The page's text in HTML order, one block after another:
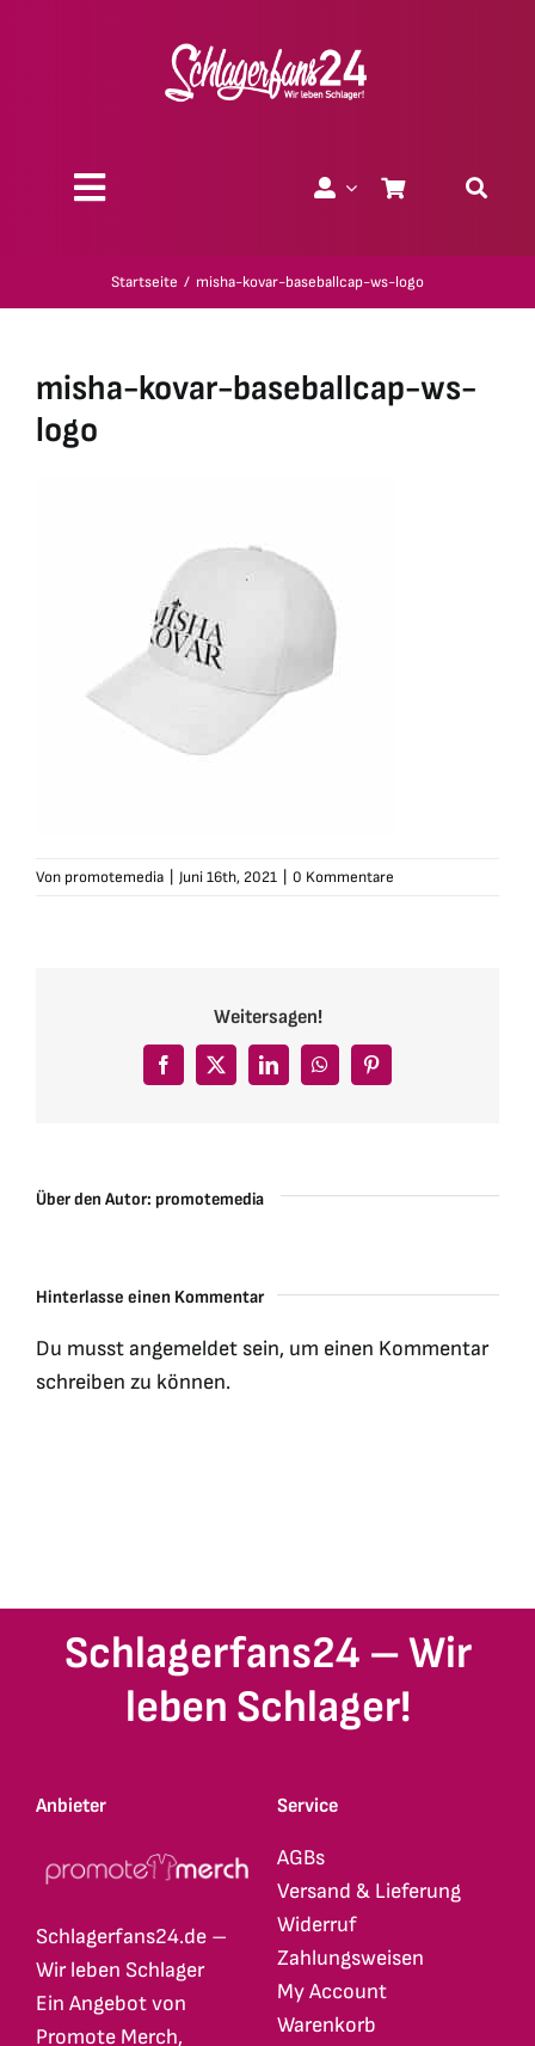
Toggle
Geschenk-Gutscheine
Startseite misha-kovar-baseballcap-ws-logo
misha-kovar-baseballcap-ws-
logo
Von promotemedia Juni 16th, 2021 0 Kommentare
Weitersagen!
Facebook
X LinkedInWhatsAppPinterest
Über den Autor: promotemedia
Hinterlasse einen Kommentar
Du musstangemeldet sein, um einen Kommentar
schreiben zu können.
Schlagerfans24 – Wir
leben Schlager!
Anbieter
Schlagerfans24.de –
Wir leben Schlager
Ein Angebot von
Promote Merch,
Service
AGBs
Versand & Lieferung
Widerruf
Zahlungsweisen
My Account
Warenkorb